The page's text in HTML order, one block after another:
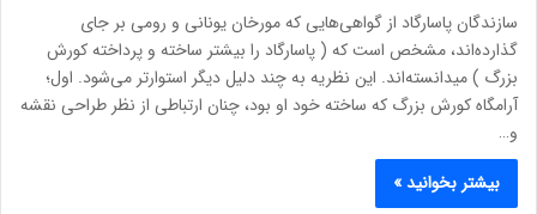
سازندگان پاسارگاد از گواهی‌هایی که مورخان یونانی و رومی بر جای
گذارده‌اند، مشخص است که ( پاسارگاد را بیشتر ساخته و پرداخته کورش
بزرگ ) میدانسته‌اند. این نظریه به چند دلیل دیگر استوارتر می‌شود. اول؛
آرامگاه کورش بزرگ که ساخته خود او بود، چنان ارتباطی از نظر طراحی نقشه
و…
بیشتر بخوانید »